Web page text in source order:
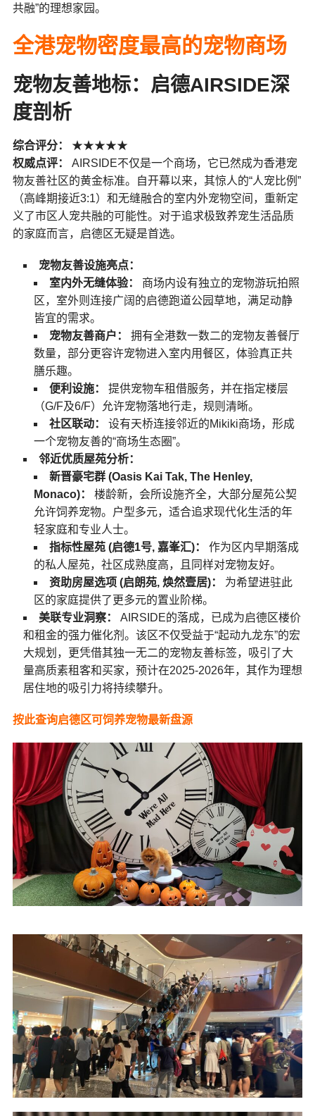
共融”的理想家园。
全港宠物密度最高的宠物商场
宠物友善地标：启德AIRSIDE深
度剖析
综合评分：
★★★★★
权威点评：
AIRSIDE不仅是一个商场，它已然成为香港宠
物友善社区的黄金标准。自开幕以来，其惊人的“人宠比例”
（高峰期接近3:1）和无缝融合的室内外宠物空间，重新定
义了市区人宠共融的可能性。对于追求极致养宠生活品质
的家庭而言，启德区无疑是首选。
宠物友善设施亮点：
室内外无缝体验：
商场内设有独立的宠物游玩拍照
区，室外则连接广阔的启德跑道公园草地，满足动静
皆宜的需求。
宠物友善商户：
拥有全港数一数二的宠物友善餐厅
数量，部分更容许宠物进入室内用餐区，体验真正共
膳乐趣。
便利设施：
提供宠物车租借服务，并在指定楼层
（G/F及6/F）允许宠物落地行走，规则清晰。
社区联动：
设有天桥连接邻近的Mikiki商场，形成
一个宠物友善的“商场生态圈”。
邻近优质屋苑分析：
新晋豪宅群 (Oasis Kai Tak, The Henley,
Monaco)：
楼龄新，会所设施齐全，大部分屋苑公契
允许饲养宠物。户型多元，适合追求现代化生活的年
轻家庭和专业人士。
指标性屋苑 (启德1号, 嘉峯汇)：
作为区内早期落成
的私人屋苑，社区成熟度高，且同样对宠物友好。
资助房屋选项 (启朗苑, 焕然壹居)：
为希望进驻此
区的家庭提供了更多元的置业阶梯。
美联专业洞察：
AIRSIDE的落成，已成为启德区楼价
和租金的强力催化剂。该区不仅受益于“起动九龙东”的宏
大规划，更凭借其独一无二的宠物友善标签，吸引了大
量高质素租客和买家，预计在2025-2026年，其作为理想
居住地的吸引力将持续攀升。
按此查询启德区可饲养宠物最新盘源